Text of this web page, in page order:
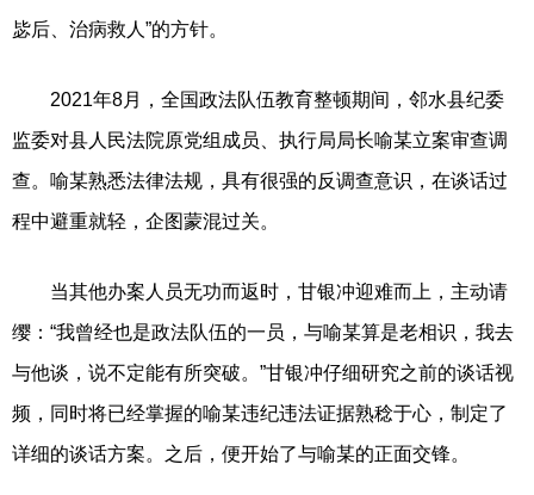
毖后、治病救人”的方针。
2021年8月，全国政法队伍教育整顿期间，邻水县纪委
监委对县人民法院原党组成员、执行局局长喻某立案审查调
查。喻某熟悉法律法规，具有很强的反调查意识，在谈话过
程中避重就轻，企图蒙混过关。
当其他办案人员无功而返时，甘银冲迎难而上，主动请
缨：“我曾经也是政法队伍的一员，与喻某算是老相识，我去
与他谈，说不定能有所突破。”甘银冲仔细研究之前的谈话视
频，同时将已经掌握的喻某违纪违法证据熟稔于心，制定了
详细的谈话方案。之后，便开始了与喻某的正面交锋。